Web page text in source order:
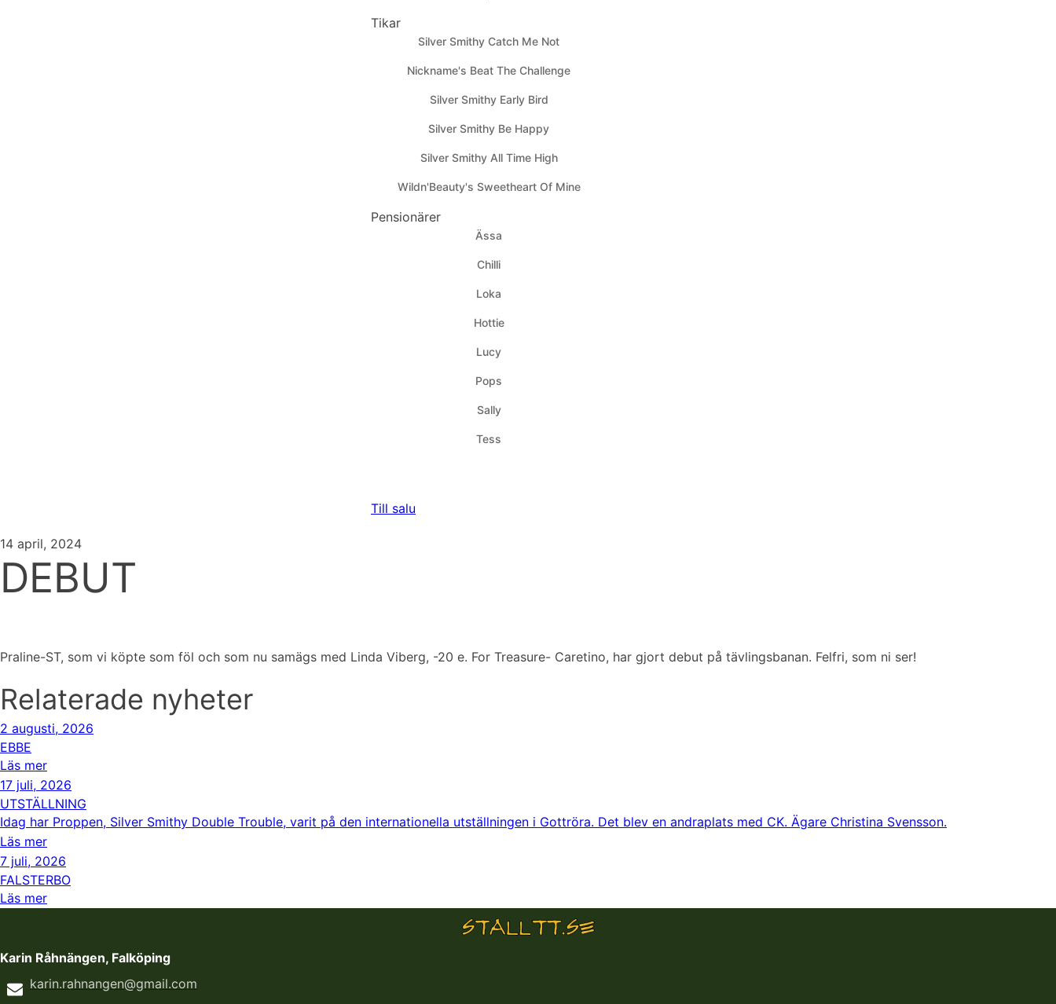
Tikar
Silver Smithy Catch Me Not
Nickname's Beat The Challenge
Silver Smithy Early Bird
Silver Smithy Be Happy
Silver Smithy All Time High
Wildn'Beauty's Sweetheart Of Mine
Pensionärer
Ässa
Chilli
Loka
Hottie
Lucy
Pops
Sally
Tess
Till salu
14 april, 2024
DEBUT
Praline-ST, som vi köpte som föl och som nu samägs med Linda Viberg, -20 e. For Treasure- Caretino, har gjort debut på tävlingsbanan. Felfri, som ni ser!
Relaterade nyheter
2 augusti, 2026
EBBE
Läs mer
17 juli, 2026
UTSTÄLLNING
Idag har Proppen, Silver Smithy Double Trouble, varit på den internationella utställningen i Gottröra. Det blev en andraplats med CK. Ägare Christina Svensson.
Läs mer
7 juli, 2026
FALSTERBO
Läs mer
Karin Råhnängen, Falköping
karin.rahnangen@gmail.com